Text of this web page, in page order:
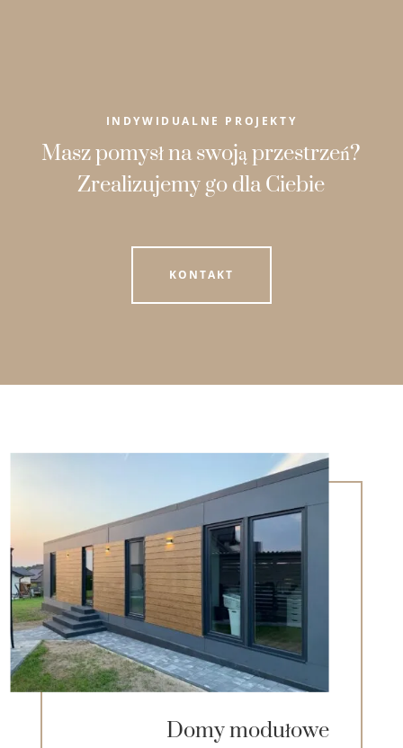
INDYWIDUALNE PROJEKTY
Masz pomysł na swoją przestrzeń?
Zrealizujemy go dla Ciebie
KONTAKT
Domy modułowe